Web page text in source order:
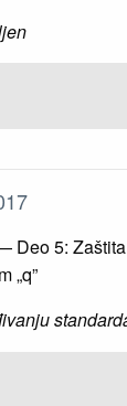
Deo 5:
„q”